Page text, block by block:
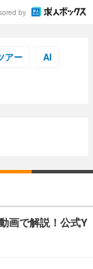
by
アー AI
画で解説！公式Y